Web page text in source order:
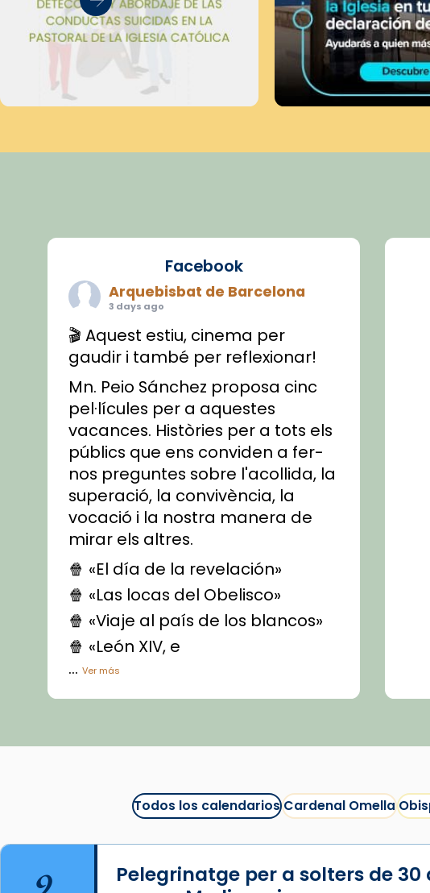
Facebook
Arquebisbat de Barcelona
3 days ago
🎬 Aquest estiu, cinema per
gaudir i també per reflexionar!
Mn. Peio Sánchez proposa cinc
pel·lícules per a aquestes
vacances. Històries per a tots els
públics que ens conviden a fer-
nos preguntes sobre l'acollida, la
superació, la convivència, la
vocació i la nostra manera de
mirar els altres.
🍿 «El día de la revelación»
🍿 «Las locas del Obelisco»
🍿 «Viaje al país de los blancos»
🍿 «León XIV, e
...Ver más
Vídeo
La Carmina va patir depressió.
arribar el seu testimoni al papa
Todos los calendariosCardenal Omella
Pelegrinatge per a solters de 30